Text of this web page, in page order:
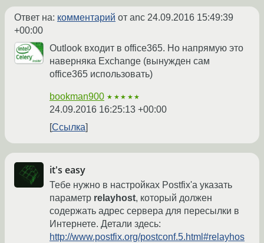
Ответ на: комментарий от anc 24.09.2016 15:49:39
+00:00
Outlook входит в office365. Но напрямую это
наверняка Exchange (вынужден сам
office365 использовать)
bookman900 ★★★★★
24.09.2016 16:25:13 +00:00
Ссылка
it's easy
Тебе нужно в настройках Postfix'a указать
параметр relayhost, который должен
содержать адрес сервера для пересылки в
Интернете. Детали здесь:
http://www.postfix.org/postconf.5.html#relayhos